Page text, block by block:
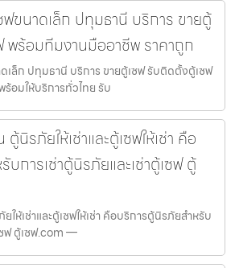
ขนาดเล็ก ปทุมธานี บริการ ขายตู้
พร้อมทีมงานมืออาชีพ ราคาถูก
เล็ก ปทุมธานี บริการ ขายตู้เซฟ รับติดตั้งตู้เซฟ
อมให้บริการทั่วไทย รับ
นิรภัยให้เช่าและตู้เซฟให้เช่า คือ
การเช่าตู้นิรภัยและเช่าตู้เซฟ ตู้
ให้เช่าและตู้เซฟให้เช่า คือบริการตู้นิรภัยสำหรับ
ซฟ ตู้เซฟ.com —